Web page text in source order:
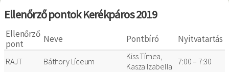
Ellenőrző pontok Kerékpáros 2019
Ellenőrző
pont
Neve Pontbíró Nyitvatartás
RAJT Báthory Líceum
Kiss Tímea,
Kasza Izabella
7:00 – 7:30